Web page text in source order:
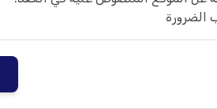
الضرورة